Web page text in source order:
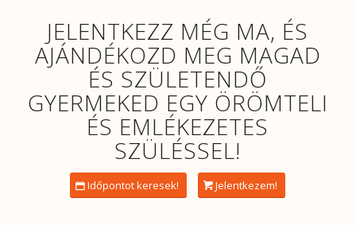
JELENTKEZZ MÉG MA, ÉS
AJÁNDÉKOZD MEG MAGAD
ÉS SZÜLETENDŐ
GYERMEKED EGY ÖRÖMTELI
ÉS EMLÉKEZETES
SZÜLÉSSEL!
Időpontot keresek! Jelentkezem!